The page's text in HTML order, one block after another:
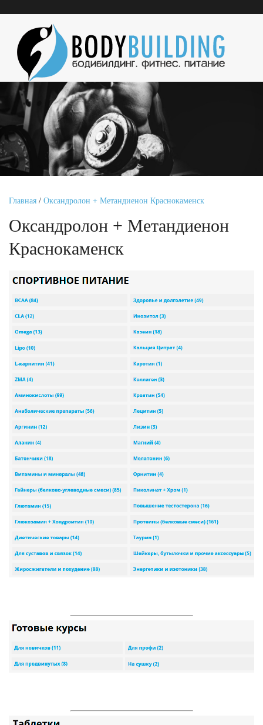
Главная / Оксандролон + Метандиенон Краснокаменск
Оксандролон + Метандиенон
Краснокаменск